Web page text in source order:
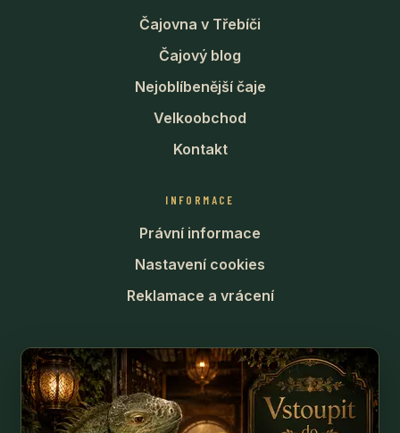
Čajovna v Třebíči
Čajový blog
Nejoblíbenější čaje
Velkoobchod
Kontakt
INFORMACE
Právní informace
Nastavení cookies
Reklamace a vrácení